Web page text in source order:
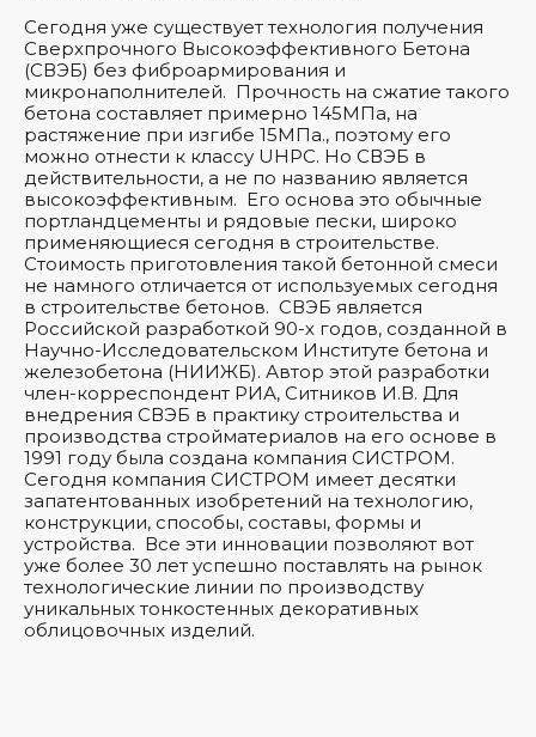
Сегодня уже существует технология получения
Сверхпрочного Высокоэффективного Бетона
(СВЭБ) без фиброармирования и
микронаполнителей. Прочность на сжатие такого
бетона составляет примерно 145МПа, на
растяжение при изгибе 15МПа., поэтому его
можно отнести к классу UHPC. Но СВЭБ в
действительности, а не по названию является
высокоэффективным. Его основа это обычные
портландцементы и рядовые пески, широко
применяющиеся сегодня в строительстве.
Стоимость приготовления такой бетонной смеси
не намного отличается от используемых сегодня
в строительстве бетонов. СВЭБ является
Российской разработкой 90-х годов, созданной в
Научно-Исследовательском Институте бетона и
железобетона (НИИЖБ). Автор этой разработки
член-корреспондент РИА, Ситников И.В. Для
внедрения СВЭБ в практику строительства и
производства стройматериалов на его основе в
1991 году была создана компания СИСТРОМ.
Сегодня компания СИСТРОМ имеет десятки
запатентованных изобретений на технологию,
конструкции, способы, составы, формы и
устройства. Все эти инновации позволяют вот
уже более 30 лет успешно поставлять на рынок
технологические линии по производству
уникальных тонкостенных декоративных
облицовочных изделий.